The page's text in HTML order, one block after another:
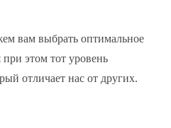
вам выбрать оптимальное
при этом тот уровень
отличает нас от других.